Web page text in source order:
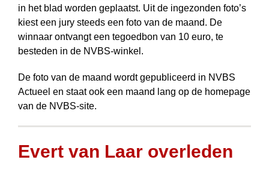
in het blad worden geplaatst. Uit de ingezonden foto’s
kiest een jury steeds een foto van de maand. De
winnaar ontvangt een tegoedbon van 10 euro, te
besteden in de NVBS-winkel.
De foto van de maand wordt gepubli­ceerd in NVBS
Actueel en staat ook een maand lang op de homepage
van de NVBS-site.
Evert van Laar overleden